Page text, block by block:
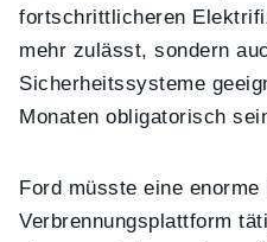
fortschrittlicheren
mehr zulässt, sondern
Sicherheitssysteme
Monaten obligatorisch
Ford müsste eine
Verbrennungsplattform